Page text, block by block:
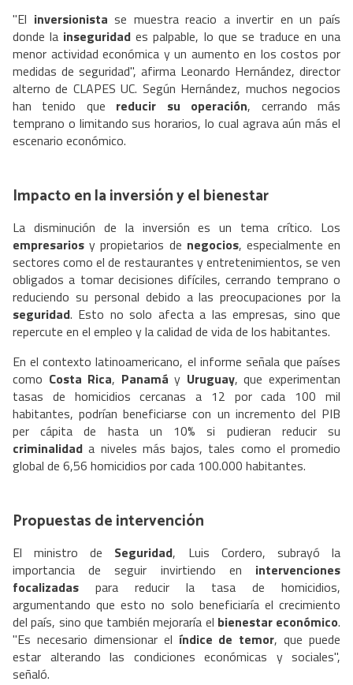
"El inversionista se muestra reacio a invertir en un país
donde la inseguridad es palpable, lo que se traduce en una
menor actividad económica y un aumento en los costos por
medidas de seguridad", afirma Leonardo Hernández, director
alterno de CLAPES UC. Según Hernández, muchos negocios
han tenido que reducir su operación, cerrando más
temprano o limitando sus horarios, lo cual agrava aún más el
escenario económico.
Impacto en la inversión y el bienestar
La disminución de la inversión es un tema crítico. Los
empresarios y propietarios de negocios, especialmente en
sectores como el de restaurantes y entretenimientos, se ven
obligados a tomar decisiones difíciles, cerrando temprano o
reduciendo su personal debido a las preocupaciones por la
seguridad. Esto no solo afecta a las empresas, sino que
repercute en el empleo y la calidad de vida de los habitantes.
En el contexto latinoamericano, el informe señala que países
como Costa Rica, Panamá y Uruguay, que experimentan
tasas de homicidios cercanas a 12 por cada 100 mil
habitantes, podrían beneficiarse con un incremento del PIB
per cápita de hasta un 10% si pudieran reducir su
criminalidad a niveles más bajos, tales como el promedio
global de 6,56 homicidios por cada 100.000 habitantes.
Propuestas de intervención
El ministro de Seguridad, Luis Cordero, subrayó la
importancia de seguir invirtiendo en intervenciones
focalizadas para reducir la tasa de homicidios,
argumentando que esto no solo beneficiaría el crecimiento
del país, sino que también mejoraría el bienestar económico.
"Es necesario dimensionar el índice de temor, que puede
estar alterando las condiciones económicas y sociales",
señaló.